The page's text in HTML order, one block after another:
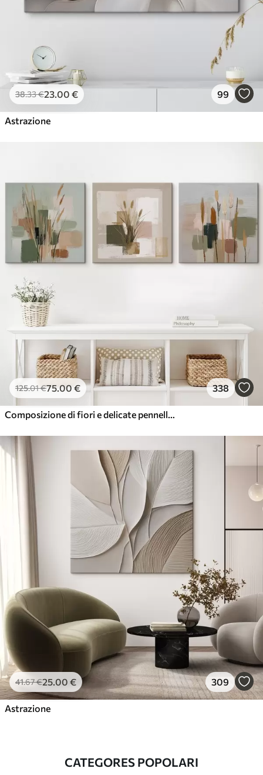
38.33€23.00 € 99
Astrazione
125.01€75.00€ 338
Composizione di fiori e delicate pennellate
41.67€25.00 € 309
Astrazione
CATEGORES POPOLARI